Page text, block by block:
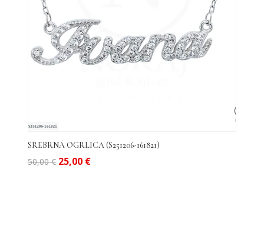
SREBRNA OGRLICA (S251206-161821)
50,00€ Izvorna
25,00 €